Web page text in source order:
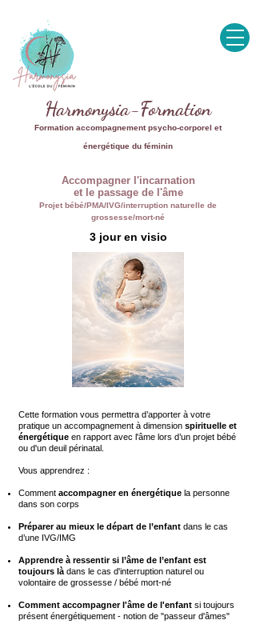
Harmonysia-Formation
Formation accompagnement psycho-corporel et
énergétique du féminin
Accompagner l'incarnation
et le passage de l'âme
Projet bébé/PMA/IVG/interruption naturelle de
grossesse/mort-né
3 jour en visio
Cette formation vous permettra d’apporter à votre
pratique un accompagnement à dimension spirituelle et
énergétique en rapport avec l'âme lors d’un projet bébé
ou d'un deuil périnatal.
Vous apprendrez :
Comment accompagner en énergétique la personne
dans son corps
Préparer au mieux le départ de l’enfant dans le cas
d’une IVG/IMG
Apprendre à ressentir si l’âme de l’enfant est
toujours là dans le cas d'interruption naturel ou
volontaire de grossesse / bébé mort-né
Comment accompagner l'âme de l'enfant si toujours
présent énergétiquement - notion de "passeur d'âmes"